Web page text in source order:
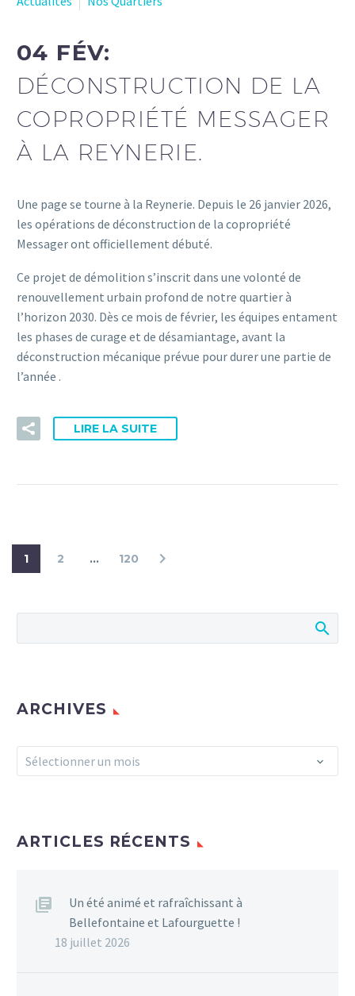
04 FÉV:
DÉCONSTRUCTION DE LA
COPROPRIÉTÉ MESSAGER
À LA REYNERIE.
Une page se tourne à la Reynerie. Depuis le 26 janvier 2026,
les opérations de déconstruction de la copropriété
Messager ont officiellement débuté.
Ce projet de démolition s’inscrit dans une volonté de
renouvellement urbain profond de notre quartier à
l’horizon 2030. Dès ce mois de février, les équipes entament
les phases de curage et de désamiantage, avant la
déconstruction mécanique prévue pour durer une partie de
l’année .
LIRE LA SUITE
1 2 … 120
ARCHIVES
Archives
Sélectionner un mois
ARTICLES RÉCENTS
Un été animé et rafraîchissant à
Bellefontaine et Lafourguette !
18 juillet 2026